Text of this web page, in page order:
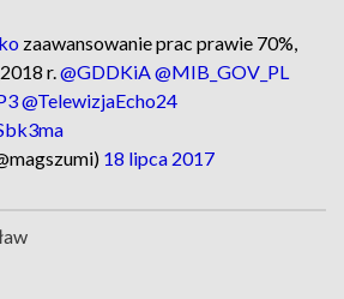
zaawansowanie prac prawie 70%,
r.@GDDKiA@MIB_GOV_PL
@TelewizjaEcho24
18 lipca 2017